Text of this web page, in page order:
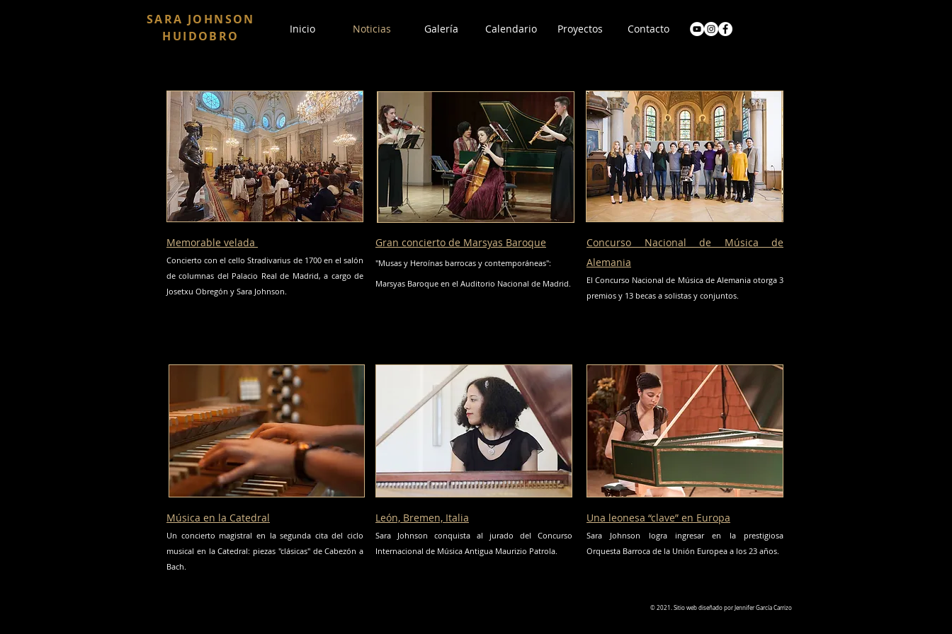
SARA JOHNSON
HUIDOBRO
Inicio Noticias Galería Calendario Proyectos Contacto
Memorable velada
Concierto con el cello Stradivarius de 1700 en el salón
de columnas del Palacio Real de Madrid, a cargo de
Josetxu Obregón y Sara Johnson.
Gran concierto de Marsyas Baroque
"Musas y Heroínas barrocas y contemporáneas":
Marsyas Baroque en el Auditorio Nacional de Madrid.
Concurso Nacional de Música de
Alemania
El Concurso Nacional de Música de Alemania otorga 3
premios y 13 becas a solistas y conjuntos.
Música en la Catedral
Un concierto magistral en la segunda cita del ciclo
musical en la Catedral: piezas "clásicas" de Cabezón a
Bach.
León, Bremen, Italia
Sara Johnson conquista al jurado del Concurso
Internacional de Música Antigua Maurizio Patrola.
Una leonesa “clave” en Europa
Sara Johnson logra ingresar en la prestigiosa
Orquesta Barroca de la Unión Europea a los 23 años.
© 2021. Sitio web diseñado por Jennifer García Carrizo